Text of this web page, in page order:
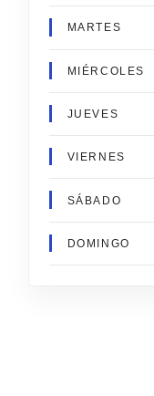
MARTES
MIÉRCOLES
JUEVES
VIERNES
SÁBADO
DOMINGO